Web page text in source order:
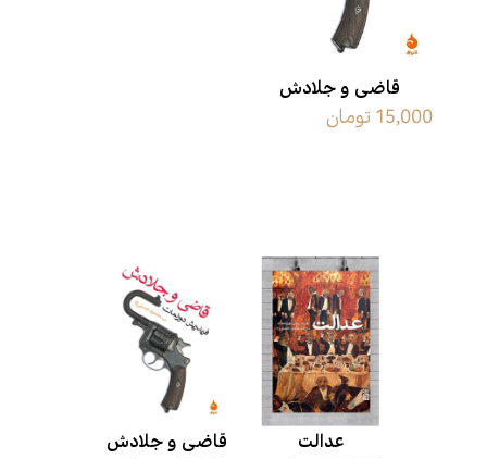
قاضی و جلادش
15,000 تومان
عدالت قاضی و جلادش